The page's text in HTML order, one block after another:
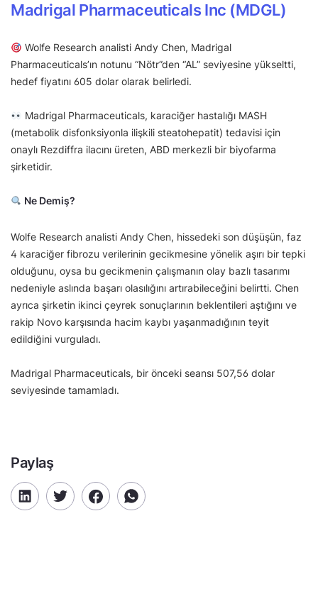
Madrigal Pharmaceuticals Inc (MDGL)
Wolfe Research analisti Andy Chen, Madrigal
Pharmaceuticals’ın notunu “Nötr”den “AL” seviyesine yükseltti,
hedef fiyatını 605 dolar olarak belirledi.
Madrigal Pharmaceuticals, karaciğer hastalığı MASH
(metabolik disfonksiyonla ilişkili steatohepatit) tedavisi için
onaylı Rezdiffra ilacını üreten, ABD merkezli bir biyofarma
şirketidir.
Ne Demiş?
Wolfe Research analisti Andy Chen, hissedeki son düşüşün, faz
4 karaciğer fibrozu verilerinin gecikmesine yönelik aşırı bir tepki
olduğunu, oysa bu gecikmenin çalışmanın olay bazlı tasarımı
nedeniyle aslında başarı olasılığını artırabileceğini belirtti. Chen
ayrıca şirketin ikinci çeyrek sonuçlarının beklentileri aştığını ve
rakip Novo karşısında hacim kaybı yaşanmadığının teyit
edildiğini vurguladı.
Madrigal Pharmaceuticals, bir önceki seansı 507,56 dolar
seviyesinde tamamladı.
Paylaş